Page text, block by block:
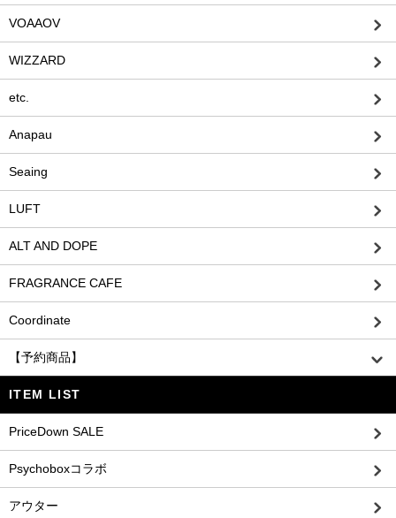
VOAAOV
WIZZARD
etc.
Anapau
Seaing
LUFT
ALT AND DOPE
FRAGRANCE CAFE
Coordinate
【予約商品】
ITEM LIST
PriceDown SALE
Psychoboxコラボ
アウター